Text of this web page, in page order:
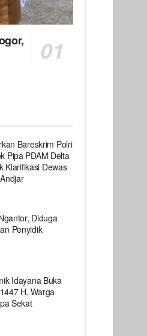
Bareskrim Polri
Pipa PDAM Delta
Klarifikasi Dewas
Diduga
Penyidik
Idayana Buka
H, Warga
Sekat